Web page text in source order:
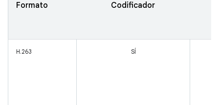
Formato Codificador
H.263 SÍ